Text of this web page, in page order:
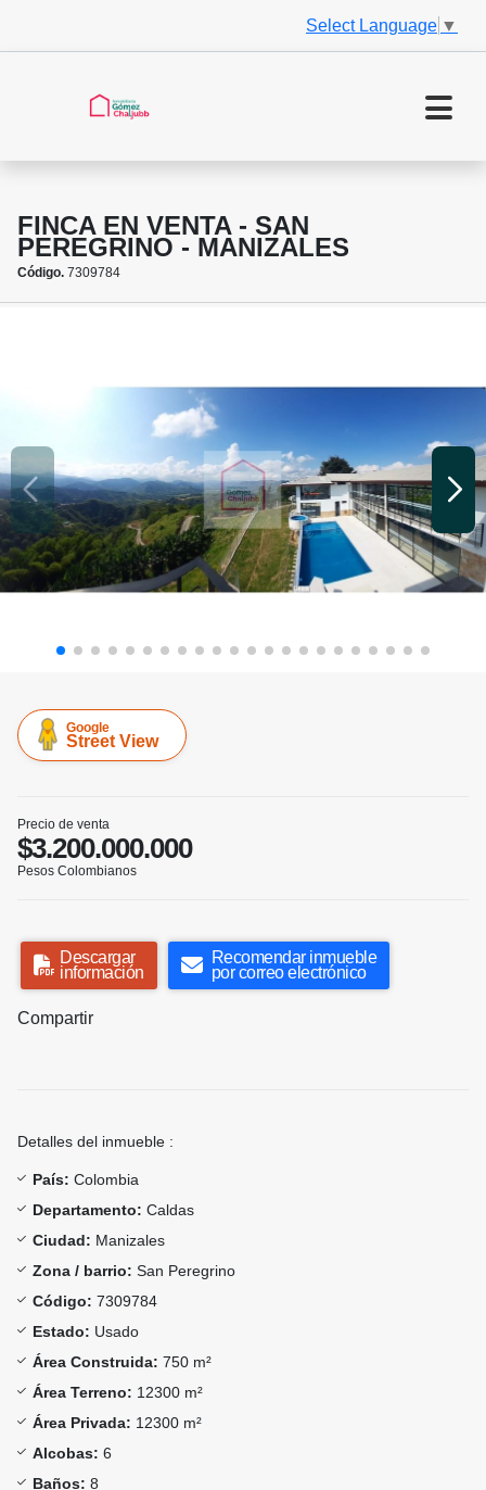
Select Language ▼
FINCA EN VENTA - SAN
PEREGRINO - MANIZALES
Código. 7309784
Google
Street View
Precio de venta
$3.200.000.000
Pesos Colombianos
Descargar
información
Recomendar inmueble
por correo electrónico
Compartir
Detalles del inmueble :
País: Colombia
Departamento: Caldas
Ciudad: Manizales
Zona / barrio: San Peregrino
Código: 7309784
Estado: Usado
Área Construida: 750 m²
Área Terreno: 12300 m²
Área Privada: 12300 m²
Alcobas: 6
Baños: 8